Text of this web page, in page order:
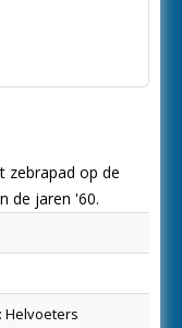
zebrapad op de
de jaren '60.
Helvoeters